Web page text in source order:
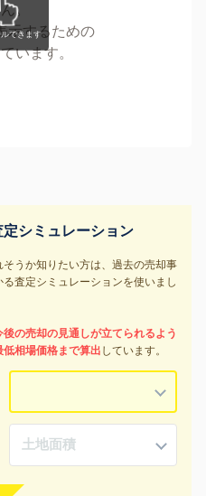
。
示するための
います。
シミュレーション
うか知りたい方は、過去の売却事
査定シミュレーションを使いまし
後の売却の見通しが立てられるよう
相場価格まで算出 しています。